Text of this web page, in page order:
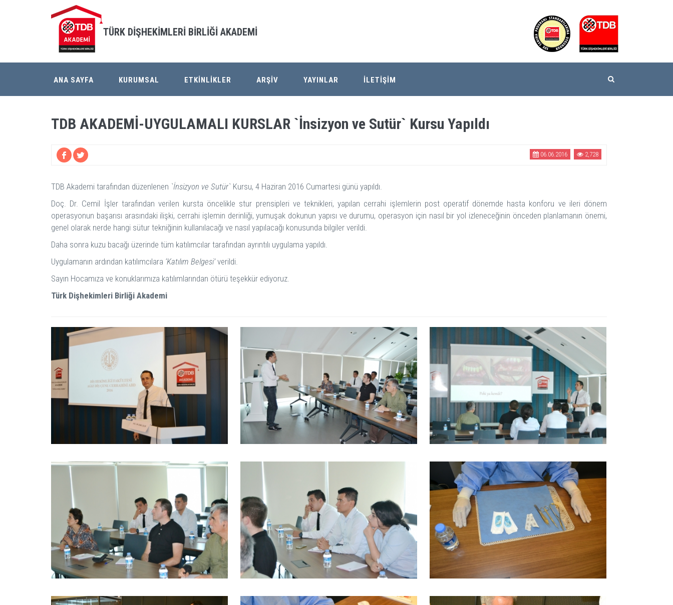
TÜRK DİŞHEKİMLERİ BİRLİĞİ AKADEMİ
ANA SAYFA KURUMSAL ETKİNLİKLER ARŞİV YAYINLAR İLETİŞİM
TDB AKADEMİ-UYGULAMALI KURSLAR `İnsizyon ve Sutür` Kursu Yapıldı
06.06.2016 2,728
TDB Akademi tarafından düzenlenen `İnsizyon ve Sutür` Kursu, 4 Haziran 2016 Cumartesi günü yapıldı.
Doç. Dr. Cemil İşler tarafından verilen kursta öncelikle stur prensipleri ve teknikleri, yapılan cerrahi işlemlerin post operatif dönemde hasta konforu ve ileri dönem
operasyonun başarısı arasındaki ilişki, cerrahi işlemin derinliği, yumuşak dokunun yapısı ve durumu, operasyon için nasıl bir yol izleneceğinin önceden planlamanın önemi,
genel olarak nerde hangi sütur tekniğinin kullanılacağı ve nasıl yapılacağı konusunda bilgiler verildi.
Daha sonra kuzu bacağı üzerinde tüm katılımcılar tarafından ayrıntılı uygulama yapıldı.
Uygulamanın ardından katılımcılara ‘Katılım Belgesi’verildi.
Sayın Hocamıza ve konuklarımıza katılımlarından ötürü teşekkür ediyoruz.
Türk Dişhekimleri Birliği Akademi
BÜYÜK GÖSTER BÜYÜK GÖSTER